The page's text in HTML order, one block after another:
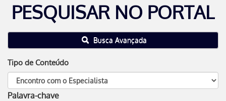
PESQUISAR NO PORTAL
Busca Avançada
Tipo de Conteúdo
Palavra-chave